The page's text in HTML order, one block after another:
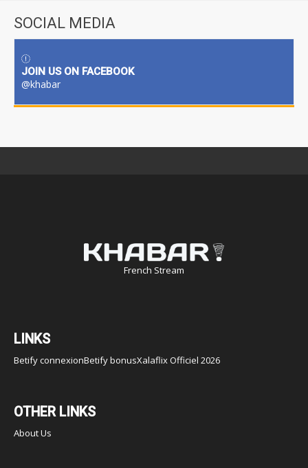
SOCIAL MEDIA
JOIN US ON FACEBOOK
@khabar
French Stream
LINKS
Betify connexionBetify bonusXalaflix Officiel 2026
OTHER LINKS
About Us